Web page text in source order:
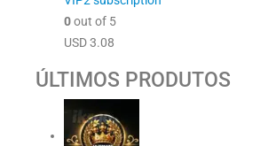
0out of 5
USD3.08
ÚLTIMOS PRODUTOS